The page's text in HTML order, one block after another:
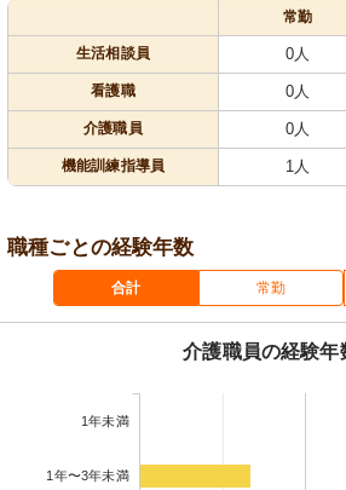
常勤
生活相談員 0人
看護職 0人
介護職員 0人
機能訓練指導員 1人
職種ごとの経験年数
合計 常勤
介護職員の経験年
1年未満
1年〜3年未満